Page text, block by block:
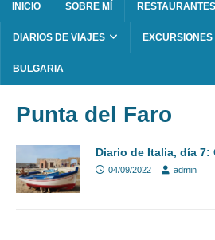
INICIO SOBRE MÍ RESTAURANTES
DIARIOS DE VIAJES EXCURSIONES
BULGARIA
Punta del Faro
Diario de Italia, día 7:
04/09/2022 admin